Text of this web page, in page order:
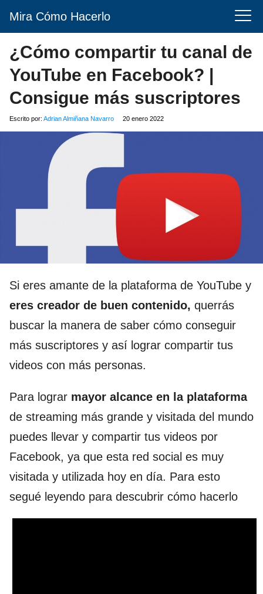
Mira Cómo Hacerlo
¿Cómo compartir tu canal de
YouTube en Facebook? |
Consigue más suscriptores
Escrito por: Adrian Almiñana Navarro 20 enero 2022
Si eres amante de la plataforma de YouTube y
eres creador de buen contenido, querrás
buscar la manera de saber cómo conseguir
más suscriptores y así lograr compartir tus
videos con más personas.
Para lograr mayor alcance en la plataforma
de streaming más grande y visitada del mundo
puedes llevar y compartir tus videos por
Facebook, ya que esta red social es muy
visitada y utilizada hoy en día. Para esto
segué leyendo para descubrir cómo hacerlo